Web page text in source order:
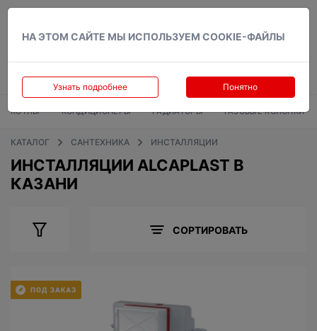
НА ЭТОМ САЙТЕ МЫ ИСПОЛЬЗУЕМ COOKIE-ФАЙЛЫ
Узнать подробнее Понятно
КОТЛЫ КОНДИЦИОНЕРЫ РАДИАТОРЫ ГАЗОВЫЕ КОЛОНКИ
КАТАЛОГ САНТЕХНИКА ИНСТАЛЛЯЦИИ
ИНСТАЛЛЯЦИИ ALCAPLAST В
КАЗАНИ
СОРТИРОВАТЬ